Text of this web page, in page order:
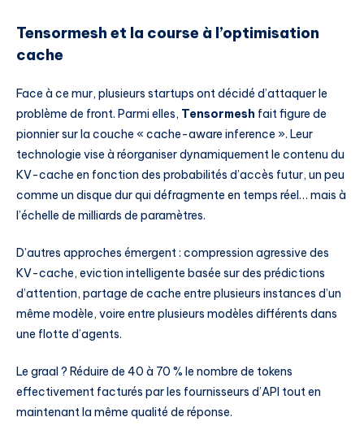
Tensormesh et la course à l’optimisation
cache
Face à ce mur, plusieurs startups ont décidé d’attaquer le
problème de front. Parmi elles, Tensormesh fait figure de
pionnier sur la couche « cache-aware inference ». Leur
technologie vise à réorganiser dynamiquement le contenu du
KV-cache en fonction des probabilités d’accès futur, un peu
comme un disque dur qui défragmente en temps réel… mais à
l’échelle de milliards de paramètres.
D’autres approches émergent : compression agressive des
KV-cache, eviction intelligente basée sur des prédictions
d’attention, partage de cache entre plusieurs instances d’un
même modèle, voire entre plusieurs modèles différents dans
une flotte d’agents.
Le graal ? Réduire de 40 à 70 % le nombre de tokens
effectivement facturés par les fournisseurs d’API tout en
maintenant la même qualité de réponse.